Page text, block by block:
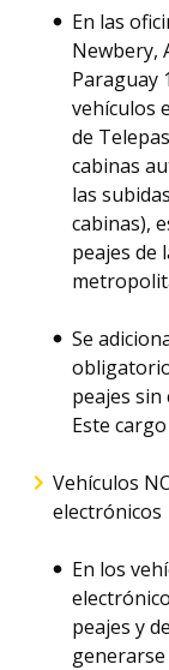
En las
Newbery,
Paraguay
vehículos
de
cabinas
las
cabinas),
peajes de
Se
peajes
Este
Vehículos
electrónicos
En los
peajes y